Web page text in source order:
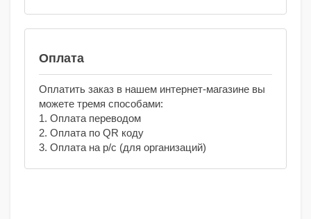
Оплата
Оплатить заказ в нашем интернет-магазине вы
можете тремя способами:
1. Оплата переводом
2. Оплата по QR коду
3. Оплата на р/с (для организаций)